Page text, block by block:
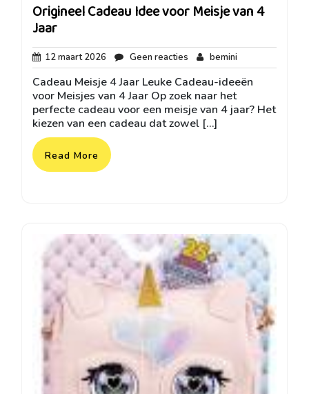
Origineel Cadeau Idee voor Meisje van 4
Jaar
12 maart 2026 12
maart
2026
Geen reacties Geen
reacties
bemini
Cadeau Meisje 4 Jaar Leuke Cadeau-ideeën
voor Meisjes van 4 Jaar Op zoek naar het
perfecte cadeau voor een meisje van 4 jaar? Het
kiezen van een cadeau dat zowel […]
Read More